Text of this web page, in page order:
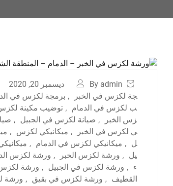
By admin ديسمبر 20, 2020
جة لكزس في الخبر
, برمجة لكزس في
ب لكزس في الدمام , توضيب مكينة
زس الخبر
, صيانة لكزس في الجبيل ,
ي لكزس في الخبر
, ميكانيكي لكزس ,
ل , ميكانيكي لكزس في الدمام ,
يل , ورشة لكزس الخبر , ورشة لكزس
ء , ورشة لكزس في الجبيل , ورشة لكزس
القطيف , ورشة لكزس في بقيق , ورشة